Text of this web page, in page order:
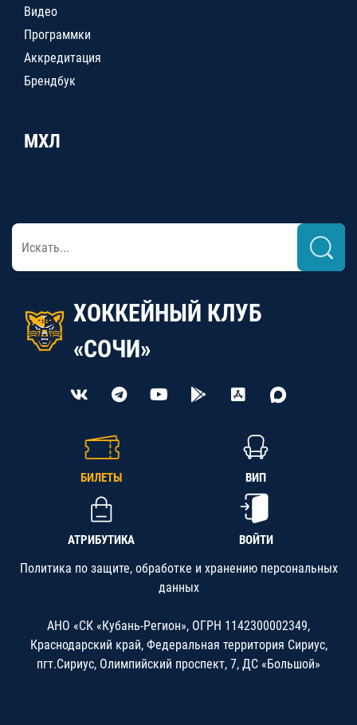
Видео
Программки
Аккредитация
Брендбук
МХЛ
ХОККЕЙНЫЙ КЛУБ
«СОЧИ»
БИЛЕТЫ ВИП
АТРИБУТИКА ВОЙТИ
Политика по защите, обработке и хранению персональных
данных
АНО «СК «Кубань-Регион», ОГРН 1142300002349,
Краснодарский край, Федеральная территория Сириус,
пгт.Сириус, Олимпийский проспект, 7, ДС «Большой»